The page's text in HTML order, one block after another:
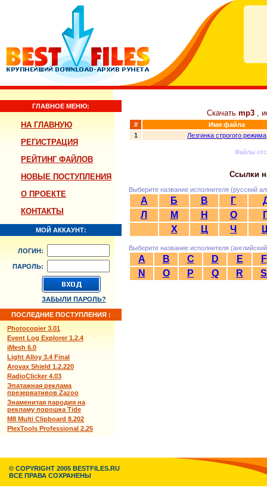
ГЛАВНОЕ МЕНЮ:
НА ГЛАВНУЮ
РЕГИСТРАЦИЯ
РЕЙТИНГ ФАЙЛОВ
НОВЫЕ ПОСТУПЛЕНИЯ
О ПРОЕКТЕ
КОНТАКТЫ
МОЙ АККАУНТ:
ЛОГИН:
ПАРОЛЬ:
ЗАБЫЛИ ПАРОЛЬ?
ПОСЛЕДНИЕ ПОСТУПЛЕНИЯ :
Photocopier 3.01
Event Log Explorer 1.2.4
iMesh 6.0
Light Alloy 3.4 Final
Arovax Shield 1.2.220
RadioClicker 4.03
Эпатажная реклама
презервативов Zazoo
Знаменитая пародия на
рекламу порошка Tide
M8 Multi Clipboard 8.202
PlexTools Professional 2.25
Скачать mp3 ,
#
Имя файла
1
Лезгинка строгого режима
Файлы
Ссылки
Выберите название исполнителя (русский
А Б В Г
Л
М Н О
Х
Ц Ч
Выберите название исполнителя
A B C D E
F
N
O P Q R S
© COPYRIGHT 2005 BESTFILES.RU
ВСЕ ПРАВА СОХРАНЕНЫ